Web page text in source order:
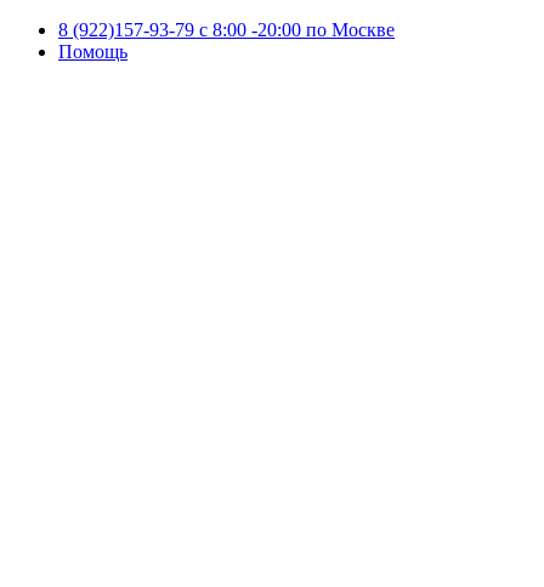
8 (922)157-93-79 c 8:00 -20:00 по Москве
Помощь